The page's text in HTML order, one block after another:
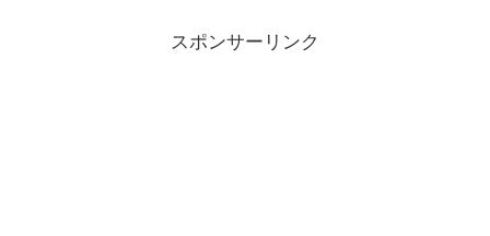
スポンサーリンク